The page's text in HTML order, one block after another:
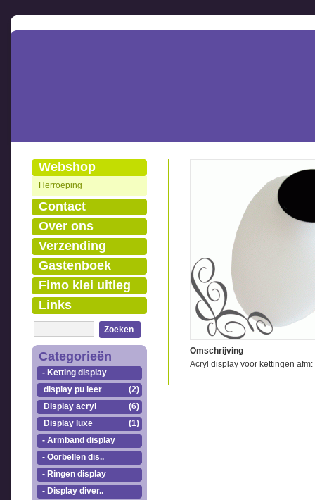
Webshop
Herroeping
Contact
Over ons
Verzending
Gastenboek
Fimo klei uitleg
Links
Zoeken
Categorieën
- Ketting display
display pu leer
(2)
Display acryl
(6)
Display luxe
(1)
- Armband display
- Oorbellen dis..
- Ringen display
- Display diver..
Omschrijving
Acryl display voor kettingen